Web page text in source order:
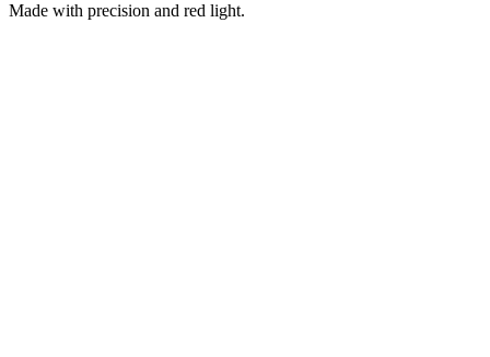
Made with precision and red light.